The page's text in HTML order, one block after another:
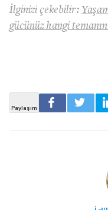
İlginizi çekebilir:
gücünüz hangi